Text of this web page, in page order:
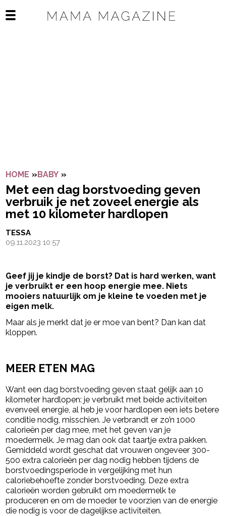
Open het mobiele menu
HOME »BABY »
Met een dag borstvoeding geven
verbruik je net zoveel energie als
met 10 kilometer hardlopen
TESSA
09.11.2023 10:57
Geef jij je kindje de borst? Dat is hard werken, want
je verbruikt er een hoop energie mee. Niets
mooiers natuurlijk om je kleine te voeden met je
eigen melk.
Maar als je merkt dat je er moe van bent? Dan kan dat
kloppen.
MEER ETEN MAG
Want een dag borstvoeding geven staat gelijk aan 10
kilometer hardlopen: je verbruikt met beide activiteiten
evenveel energie, al heb je voor hardlopen een iets betere
conditie nodig, misschien. Je verbrandt er zo’n 1000
calorieën per dag mee, met het geven van je
moedermelk. Je mag dan ook dat taartje extra pakken.
Gemiddeld wordt geschat dat vrouwen ongeveer 300-
500 extra calorieën per dag nodig hebben tijdens de
borstvoedingsperiode in vergelijking met hun
caloriebehoefte zonder borstvoeding. Deze extra
calorieën worden gebruikt om moedermelk te
produceren en om de moeder te voorzien van de energie
die nodig is voor de dagelijkse activiteiten.